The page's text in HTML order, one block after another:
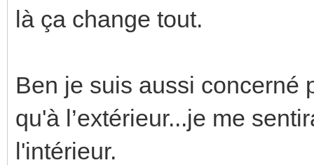
là ça change tout.
Ben je suis aussi concerné
qu'à l’extérieur...je me
l'intérieur.